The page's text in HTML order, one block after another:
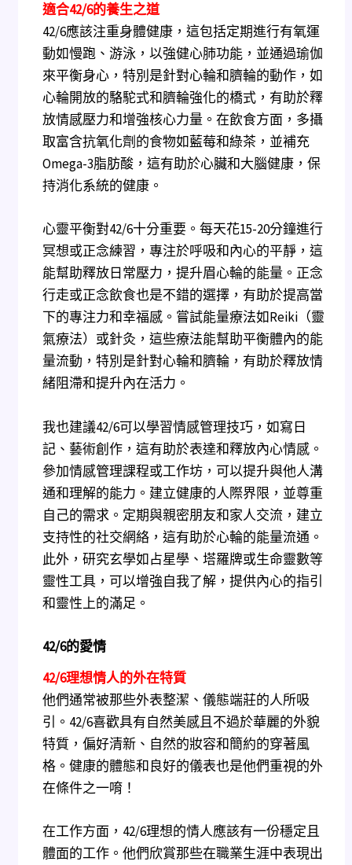
適合42/6的養生之道
42/6應該注重身體健康，這包括定期進行有氧運
動如慢跑、游泳，以強健心肺功能，並通過瑜伽
來平衡身心，特別是針對心輪和臍輪的動作，如
心輪開放的駱駝式和臍輪強化的橋式，有助於釋
放情感壓力和增強核心力量。在飲食方面，多攝
取富含抗氧化劑的食物如藍莓和綠茶，並補充
Omega-3脂肪酸，這有助於心臟和大腦健康，保
持消化系統的健康。
心靈平衡對42/6十分重要。每天花15-20分鐘進行
冥想或正念練習，專注於呼吸和內心的平靜，這
能幫助釋放日常壓力，提升眉心輪的能量。正念
行走或正念飲食也是不錯的選擇，有助於提高當
下的專注力和幸福感。嘗試能量療法如Reiki（靈
氣療法）或針灸，這些療法能幫助平衡體內的能
量流動，特別是針對心輪和臍輪，有助於釋放情
緒阻滯和提升內在活力。
我也建議42/6可以學習情感管理技巧，如寫日
記、藝術創作，這有助於表達和釋放內心情感。
參加情感管理課程或工作坊，可以提升與他人溝
通和理解的能力。建立健康的人際界限，並尊重
自己的需求。定期與親密朋友和家人交流，建立
支持性的社交網絡，這有助於心輪的能量流通。
此外，研究玄學如占星學、塔羅牌或生命靈數等
靈性工具，可以增強自我了解，提供內心的指引
和靈性上的滿足。
42/6的愛情
42/6理想情人的外在特質
他們通常被那些外表整潔、儀態端莊的人所吸
引。42/6喜歡具有自然美感且不過於華麗的外貌
特質，偏好清新、自然的妝容和簡約的穿著風
格。健康的體態和良好的儀表也是他們重視的外
在條件之一唷！
在工作方面，42/6理想的情人應該有一份穩定且
體面的工作。他們欣賞那些在職業生涯中表現出